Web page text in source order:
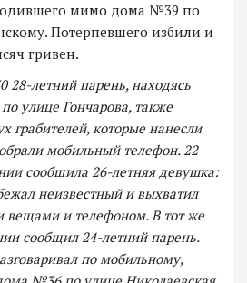
мимо дома №39 по
Потерпевшего избили и
гривен.
28-летний парень, находясь
улице Гончарова, также
грабителей, которые нанесли
мобильный телефон. 22
сообщила 26-летняя девушка:
неизвестный и выхватил
вещами и телефоном. В тот же
сообщил 24-летний парень.
по мобильному,